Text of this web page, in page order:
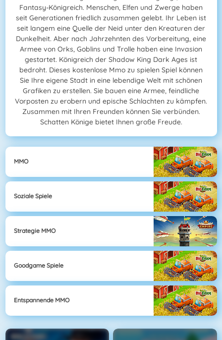
Fantasy-Königreich. Menschen, Elfen und Zwerge haben
seit Generationen friedlich zusammen gelebt. Ihr Leben ist
seit langem eine Quelle der Neid unter den Kreaturen der
Dunkelheit. Aber nach Jahrzehnten des Vorbereitung, eine
Armee von Orks, Goblins und Trolle haben eine Invasion
gestartet. Königreich der Shadow King Dark Ages ist
bedroht. Dieses kostenlose Mmo zu spielen Spiel können
Sie Ihre eigene Stadt in eine lebendige Welt mit schönen
Grafiken zu erstellen. Sie bauen eine Armee, feindliche
Vorposten zu erobern und epische Schlachten zu kämpfen.
Zusammen mit Ihren Freunden können Sie verbünden.
Schatten Könige bietet Ihnen große Freude.
MMO
Soziale Spiele
Strategie MMO
Goodgame Spiele
Entspannende MMO